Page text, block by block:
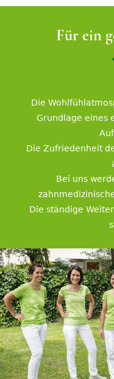
Für ein
Die
Grundlage eines
Die Zufriedenheit
Bei uns
Die ständige